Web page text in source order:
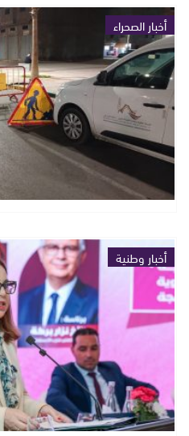
أخبار الصحراء
أخبار وطنية